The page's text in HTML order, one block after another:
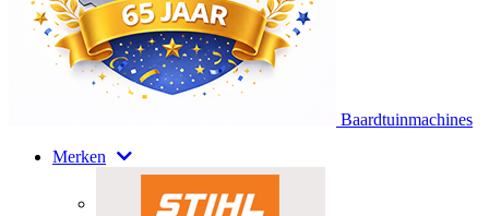
Baardtuinmachines
Merken